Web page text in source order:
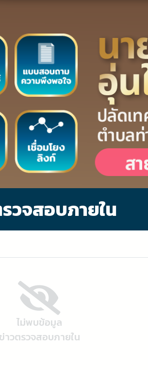
วจสอบภายใน
ไม่พบข้อมูล
ข่าวตรวจสอบภายใน